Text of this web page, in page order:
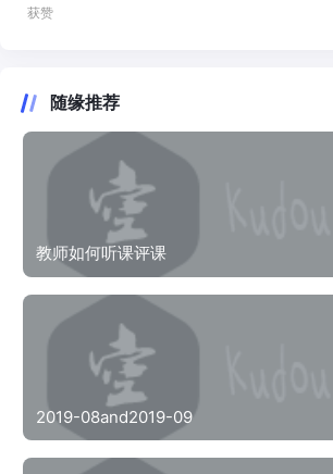
获赞
随缘推荐
教师如何听课评课
2019-08and2019-09